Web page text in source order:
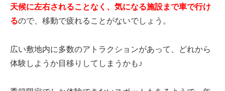
天候に左右されることなく、気になる施設まで車で行け
るので、移動で疲れることがないでしょう。
広い敷地内に多数のアトラクションがあって、どれから
体験しようか目移りしてしまうかも♪